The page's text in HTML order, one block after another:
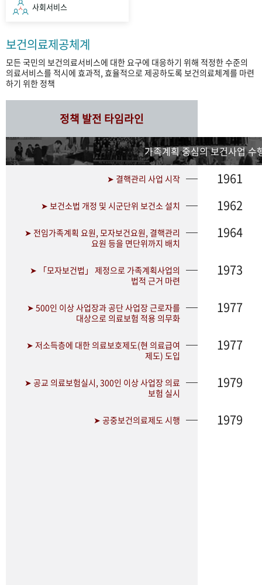
사회서비스
보건의료제공체계
모든 국민의 보건의료서비스에 대한 요구에 대응하기 위해 적정한 수준의
의료서비스를 적시에 효과적, 효율적으로 제공하도록 보건의료체계를 마련
하기 위한 정책
정책 발전 타임라인
가족계획 중심의 보건사업 수
➤ 결핵관리 사업 시작 1961
➤ 보건소법 개정 및 시군단위 보건소 설치 1962
➤ 전임가족계획 요원, 모자보건요원, 결핵관리
요원 등을 면단위까지 배치
1964
➤ 「모자보건법」 제정으로 가족계획사업의
법적 근거 마련
1973
➤ 500인 이상 사업장과 공단 사업장 근로자를
대상으로 의료보험 적용 의무화
1977
➤ 저소득층에 대한 의료보호제도(현 의료급여
제도) 도입
1977
➤ 공교 의료보험실시, 300인 이상 사업장 의료
보험 실시
1979
➤ 공중보건의료제도 시행 1979